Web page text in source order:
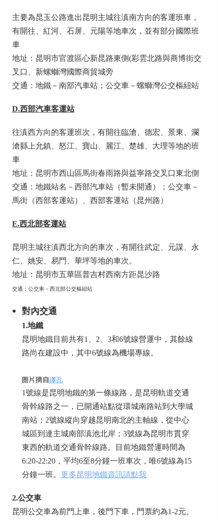
主要為昆玉公路進出昆明主城往滇南方向的客運班車，
有開往、紅河、石屏、元陽等地車次，並有部分國際班
車
地址：昆明市官渡區心新昆路東側(彩雲北路與商博街交
叉口、新螺螄灣國際商貿城旁
交通：地鐵－南部汽車站；公交車－螺螄灣公交樞紐站
D.西部汽車客運站
往滇西方向的客運班次，有開往臨滄、德宏、景東、瀾
滄縣上允鎮、怒江、寶山、麗江、楚雄、大理等地的班
車
地址：昆明市西山區馬街春雨路與益寧路交叉口東北側
交通：地鐵站名－西部汽車站（暫未開通）；公交車－
馬街（西部客運站）、西部客運站（昆州路）
E.西北部客運站
昆明主城往滇西北方向的車次，有開往武定、元謀、永
仁、姚安、易門、華坪等地的車次。
地址：昆明市五華區普吉村西南方距昆沙路
交通：公交車－西北部公交樞紐站
對內交通
1.地鐵
昆明地鐵目前共有1、2、3和6號線營運中，其餘線
路尚在建設中，其中6號線為機場專線。
圖片摘自譯孔
1號線是昆明地鐵的第一條線路，是昆明軌道交通
骨幹線路之一，已開通站點從環城南路站到大學城
南站；2號線縱向穿越昆明南北的主軸線，從中心
城區到達主城南部滇池北岸；3號線為昆明市貫穿
東西的軌道交通骨幹線路。目前地鐵營運時間為
6:20-22:20，平均6至8分鐘一班車次，唯6號線為15
分鐘一班。 更多昆明地鐵資訊請點我
2.公交車
昆明公交車為前門上車，後門下車，門票約為1-2元。